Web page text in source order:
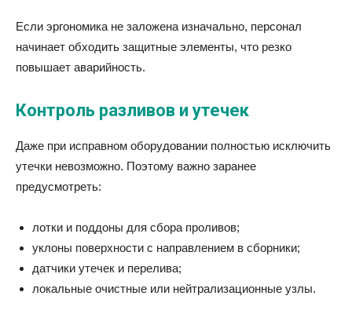
Если эргономика не заложена изначально, персонал
начинает обходить защитные элементы, что резко
повышает аварийность.
Контроль разливов и утечек
Даже при исправном оборудовании полностью исключить
утечки невозможно. Поэтому важно заранее
предусмотреть:
лотки и поддоны для сбора проливов;
уклоны поверхности с направлением в сборники;
датчики утечек и перелива;
локальные очистные или нейтрализационные узлы.